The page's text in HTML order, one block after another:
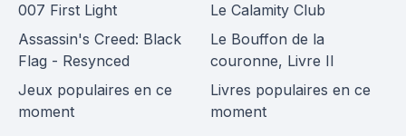
007 First Light
Assassin's Creed: Black
Flag - Resynced
Jeux populaires en ce
moment
Le Calamity Club
Le Bouffon de la
couronne, Livre II
Livres populaires en ce
moment